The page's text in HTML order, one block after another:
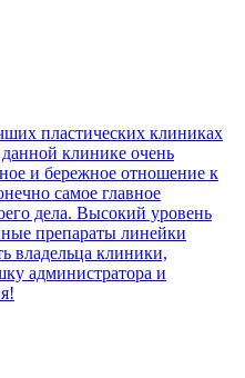
пластических клиниках
клинике очень
и бережное отношение к
самое главное
дела. Высокий уровень
препараты линейки
владельца клиники,
администратора и